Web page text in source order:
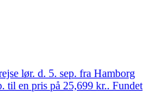
lør. d. 5. sep. fra Hamborg
til en pris på 25,699 kr.. Fundet